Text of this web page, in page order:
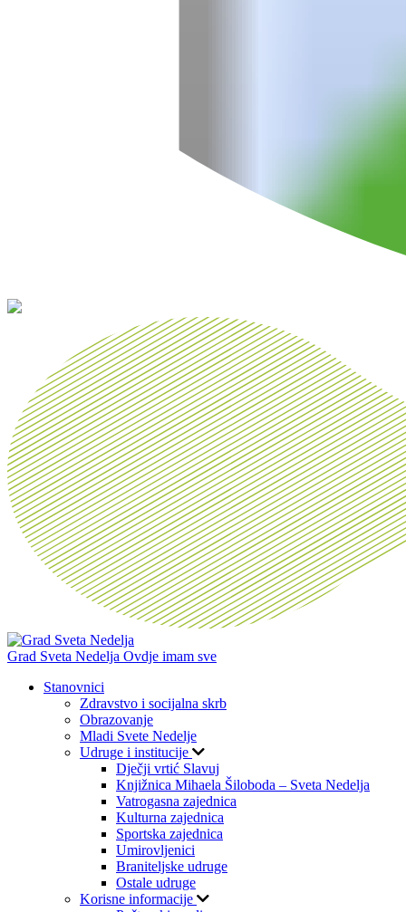
Grad Sveta Nedelja Ovdje imam sve
Stanovnici
Zdravstvo i socijalna skrb
Obrazovanje
Mladi Svete Nedelje
Udruge i institucije
Dječji vrtić Slavuj
Knjižnica Mihaela Šiloboda – Sveta Nedelja
Vatrogasna zajednica
Kulturna zajednica
Sportska zajednica
Umirovljenici
Braniteljske udruge
Ostale udruge
Korisne informacije